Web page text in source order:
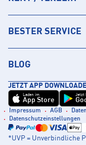
BESTER SERVICE
BLOG
JETZT APP
Laden im
App Store
Jetzt
Impressum AGB
Datenschutzeinstellungen
*UVP = Unverbindliche